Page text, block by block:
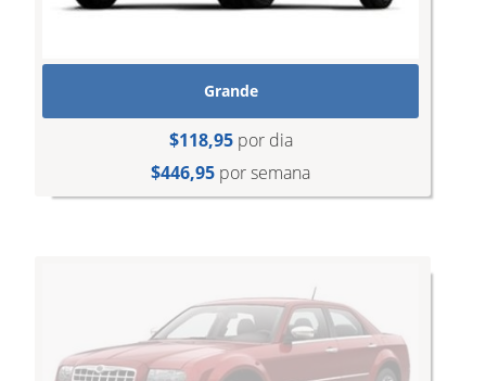
Grande
$118,95por dia
$446,95 por semana